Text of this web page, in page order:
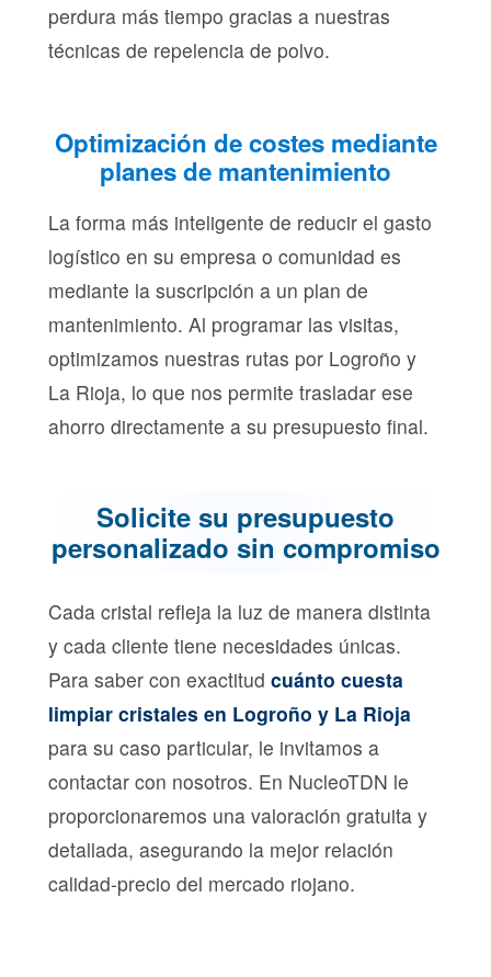
perdura más tiempo gracias a nuestras
técnicas de repelencia de polvo.
Optimización de costes mediante
planes de mantenimiento
La forma más inteligente de reducir el gasto
logístico en su empresa o comunidad es
mediante la suscripción a un plan de
mantenimiento. Al programar las visitas,
optimizamos nuestras rutas por Logroño y
La Rioja, lo que nos permite trasladar ese
ahorro directamente a su presupuesto final.
Solicite su presupuesto
personalizado sin compromiso
Cada cristal refleja la luz de manera distinta
y cada cliente tiene necesidades únicas.
Para saber con exactitud cuánto cuesta
limpiar cristales en Logroño y La Rioja
para su caso particular, le invitamos a
contactar con nosotros. En NucleoTDN le
proporcionaremos una valoración gratuita y
detallada, asegurando la mejor relación
calidad-precio del mercado riojano.